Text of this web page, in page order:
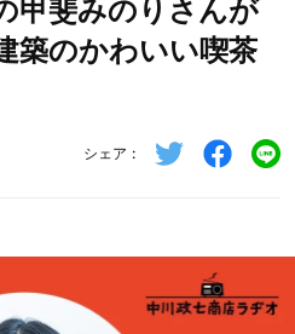
甲斐みのりさんが
築のかわいい喫茶
シェア